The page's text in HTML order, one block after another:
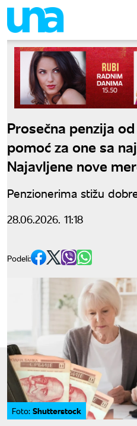
Prosečna penzija
pomoć za one sa
Najavljene nove
Penzionerima stižu
28.06.2026. 11:18
Podeli:
Foto: Shutterstock